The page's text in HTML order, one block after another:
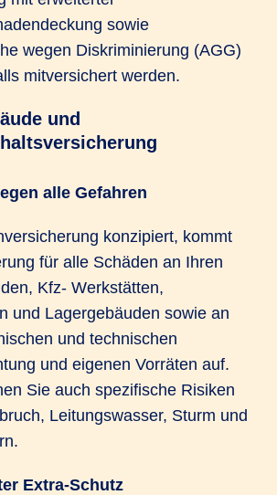
sowie
wegen Diskriminierung (AGG)
mitversichert werden.
und
alle Gefahren
konzipiert, kommt
für alle Schäden an Ihren
Kfz- Werkstätten,
und Lagergebäuden sowie an
und technischen
und eigenen Vorräten auf.
Sie auch spezifische Risiken
Leitungswasser, Sturm und
Extra-Schutz